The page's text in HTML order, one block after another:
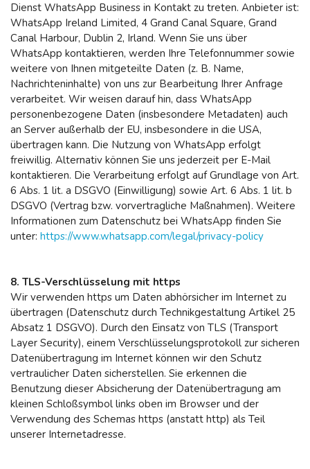
Dienst WhatsApp Business in Kontakt zu treten. Anbieter ist:
WhatsApp Ireland Limited, 4 Grand Canal Square, Grand
Canal Harbour, Dublin 2, Irland. Wenn Sie uns über
WhatsApp kontaktieren, werden Ihre Telefonnummer sowie
weitere von Ihnen mitgeteilte Daten (z. B. Name,
Nachrichteninhalte) von uns zur Bearbeitung Ihrer Anfrage
verarbeitet. Wir weisen darauf hin, dass WhatsApp
personenbezogene Daten (insbesondere Metadaten) auch
an Server außerhalb der EU, insbesondere in die USA,
übertragen kann. Die Nutzung von WhatsApp erfolgt
freiwillig. Alternativ können Sie uns jederzeit per E-Mail
kontaktieren. Die Verarbeitung erfolgt auf Grundlage von Art.
6 Abs. 1 lit. a DSGVO (Einwilligung) sowie Art. 6 Abs. 1 lit. b
DSGVO (Vertrag bzw. vorvertragliche Maßnahmen). Weitere
Informationen zum Datenschutz bei WhatsApp finden Sie
unter: https://www.whatsapp.com/legal/privacy-policy
8. TLS-Verschlüsselung mit https
Wir verwenden https um Daten abhörsicher im Internet zu
übertragen (Datenschutz durch Technikgestaltung Artikel 25
Absatz 1 DSGVO). Durch den Einsatz von TLS (Transport
Layer Security), einem Verschlüsselungsprotokoll zur sicheren
Datenübertragung im Internet können wir den Schutz
vertraulicher Daten sicherstellen. Sie erkennen die
Benutzung dieser Absicherung der Datenübertragung am
kleinen Schloßsymbol links oben im Browser und der
Verwendung des Schemas https (anstatt http) als Teil
unserer Internetadresse.